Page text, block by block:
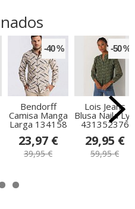
-40 %
Bendorff
Camisa Manga
Larga 134158
23,97 €
39,95 €
-50 %
Lois Jeans
Blusa Naila Lya
431352376
29,95 €
59,95 €